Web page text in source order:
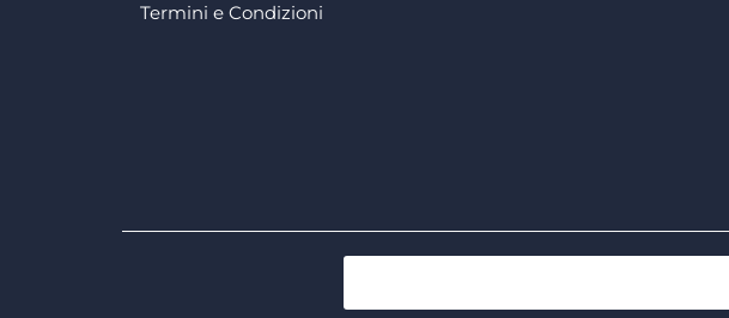
Termini e Condizioni